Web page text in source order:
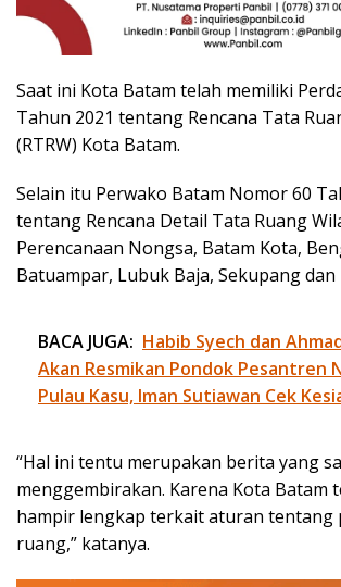
Saat ini Kota Batam telah memiliki
Tahun 2021 tentang Rencana Tata
(RTRW) Kota Batam.
Selain itu Perwako Batam Nomor 60
tentang Rencana Detail Tata Ruang
Perencanaan Nongsa, Batam Kota,
Batuampar, Lubuk Baja, Sekupang dan
BACA JUGA: Habib Syech dan
Akan Resmikan Pondok Pesantren
Pulau Kasu, Iman Sutiawan Cek
“Hal ini tentu merupakan berita yang
menggembirakan. Karena Kota Batam
hampir lengkap terkait aturan tentang
ruang,” katanya.